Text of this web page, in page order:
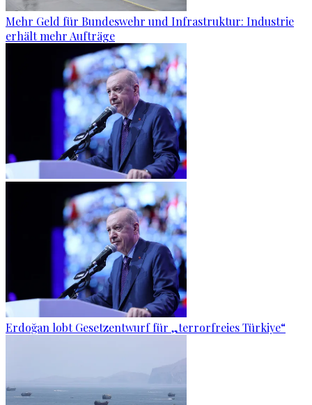
Mehr Geld für Bundeswehr und Infrastruktur: Industrie
erhält mehr Aufträge
Erdoğan lobt Gesetzentwurf für „terrorfreies Türkiye“